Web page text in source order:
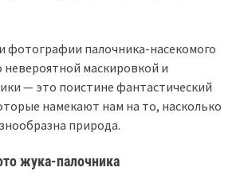
фотографии палочника-насекомого
невероятной маскировкой и
— это поистине фантастический
намекают нам на то, насколько
природа.
жука-палочника